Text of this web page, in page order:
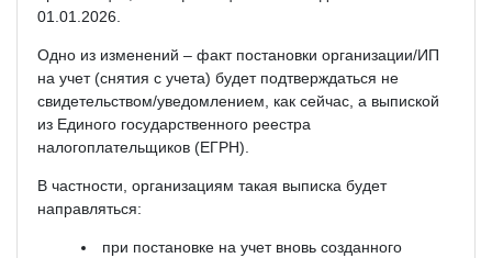
01.01.2026.
Одно из изменений – факт постановки организации/ИП
на учет (снятия с учета) будет подтверждаться не
свидетельством/уведомлением, как сейчас, а выпиской
из Единого государственного реестра
налогоплательщиков (ЕГРН).
В частности, организациям такая выписка будет
направляться:
при постановке на учет вновь созданного